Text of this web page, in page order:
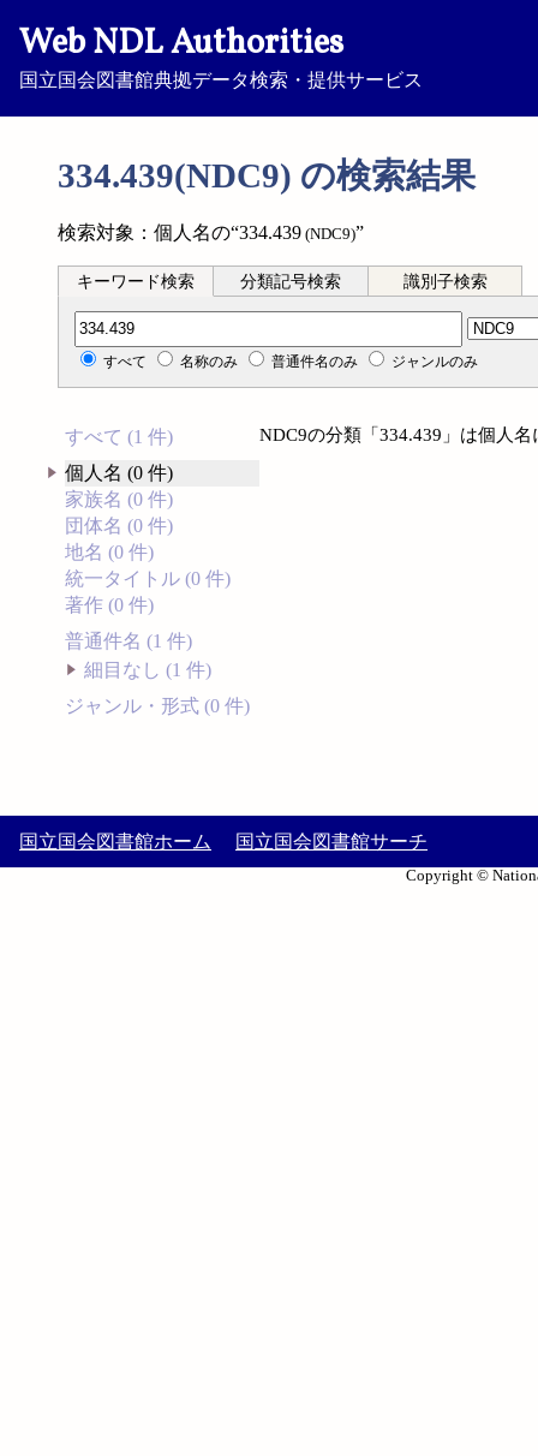
Web NDL Authorities
国立国会図書館典拠データ検索・提供サービス
334.439(NDC9) の検索結果
検索対象：個人名の“334.439 (NDC9)”
キーワード検索 分類記号検索 識別子検索
分類記号検索
すべて 名称のみ 普通件名のみ ジャンルのみ
すべて (1 件)
個人名 (0 件)
家族名 (0 件)
団体名 (0 件)
地名 (0 件)
統一タイトル (0 件)
著作 (0 件)
普通件名 (1 件)
細目なし (1 件)
ジャンル・形式 (0 件)
NDC9の分類「334.439」は個人
国立国会図書館ホーム 国立国会図書館サーチ
Copyright ©